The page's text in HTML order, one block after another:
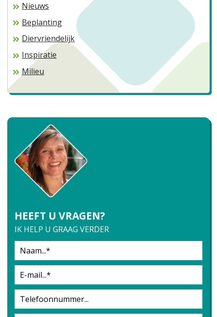
Nieuws
Beplanting
Diervriendelijk
Inspiratie
Milieu
HEEFT U VRAGEN?
IK HELP U GRAAG VERDER